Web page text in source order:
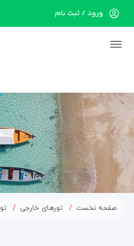
در حال حاضر ارتباط
ورود / ثبت نام
صفحه نخست تورهای خارجی